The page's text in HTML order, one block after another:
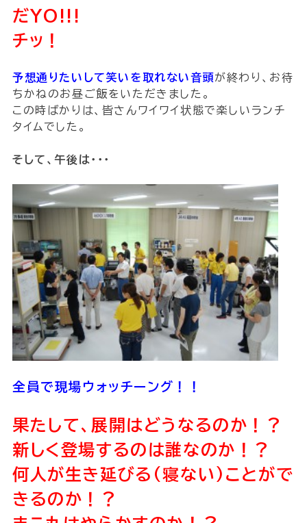
だYO!!!
チッ！
予想通りたいして笑いを取れない音頭が終わり、お待
ちかねのお昼ご飯をいただきました。
この時ばかりは、皆さんワイワイ状態で楽しいランチ
タイムでした。
そして、午後は・・・
全員で現場ウォッチーング！！
果たして、展開はどうなるのか！？
新しく登場するのは誰なのか！？
何人が生き延びる(寝ない)ことがで
きるのか！？